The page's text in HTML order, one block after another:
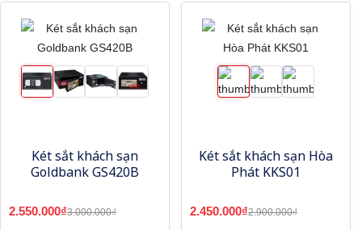
Két sắt khách sạn
Goldbank GS420B
2.550.000₫3.000.000₫
Két sắt khách sạn Hòa
Phát KKS01
2.450.000₫2.900.000₫